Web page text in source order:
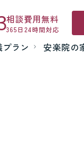
相談費用無料
365日24時間対応
プラン 安楽院の